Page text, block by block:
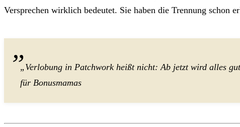
Versprechen wirklich bedeutet. Sie haben die Trennung schon
„Verlobung in Patchwork heißt nicht: Ab jetzt wird alles
für Bonusmamas